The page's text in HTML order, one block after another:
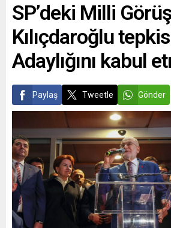
SP’deki Milli
Kılıçdaroğlu
Adaylığını kabul
Paylaş Tweetle Gönder